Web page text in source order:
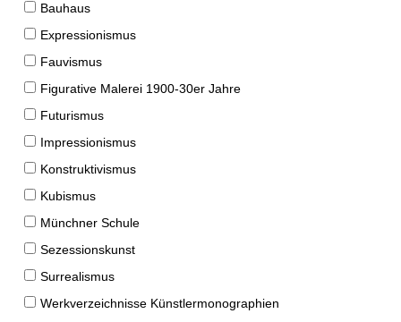
Bauhaus
Expressionismus
Fauvismus
Figurative Malerei 1900-30er Jahre
Futurismus
Impressionismus
Konstruktivismus
Kubismus
Münchner Schule
Sezessionskunst
Surrealismus
Werkverzeichnisse Künstlermonographien